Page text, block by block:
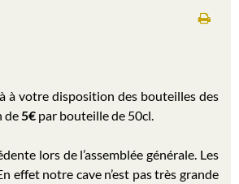
à votre disposition des bouteilles des
de5€ par bouteille de 50cl.
lors de l’assemblée générale. Les
effet notre cave n’est pas très grande